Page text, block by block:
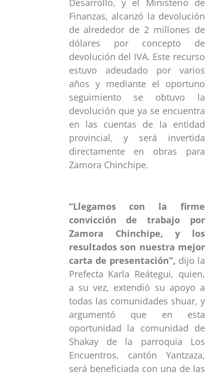
Desarrollo, y el Ministerio de
Finanzas, alcanzó la devolución
de alrededor de 2 millones de
dólares por concepto de
devolución del IVA. Este recurso
estuvo adeudado por varios
años y mediante el oportuno
seguimiento se obtuvo la
devolución que ya se encuentra
en las cuentas de la entidad
provincial, y será invertida
directamente en obras para
Zamora Chinchipe.
“Llegamos con la firme
convicción de trabajo por
Zamora Chinchipe, y los
resultados son nuestra mejor
carta de presentación”, dijo la
Prefecta Karla Reátegui, quien,
a su vez, extendió su apoyo a
todas las comunidades shuar, y
argumentó que en esta
oportunidad la comunidad de
Shakay de la parroquia Los
Encuentros, cantón Yantzaza,
será beneficiada con una de las